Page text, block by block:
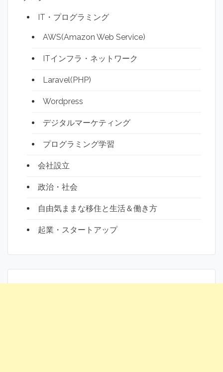
IT・プログラミング
AWS(Amazon Web Service)
ITインフラ・ネットワーク
Laravel(PHP)
Wordpress
デジタルマーケティング
プログラミング学習
会社設立
政治・社会
自由気ままな移住と生活＆働き方
起業・スタートアップ